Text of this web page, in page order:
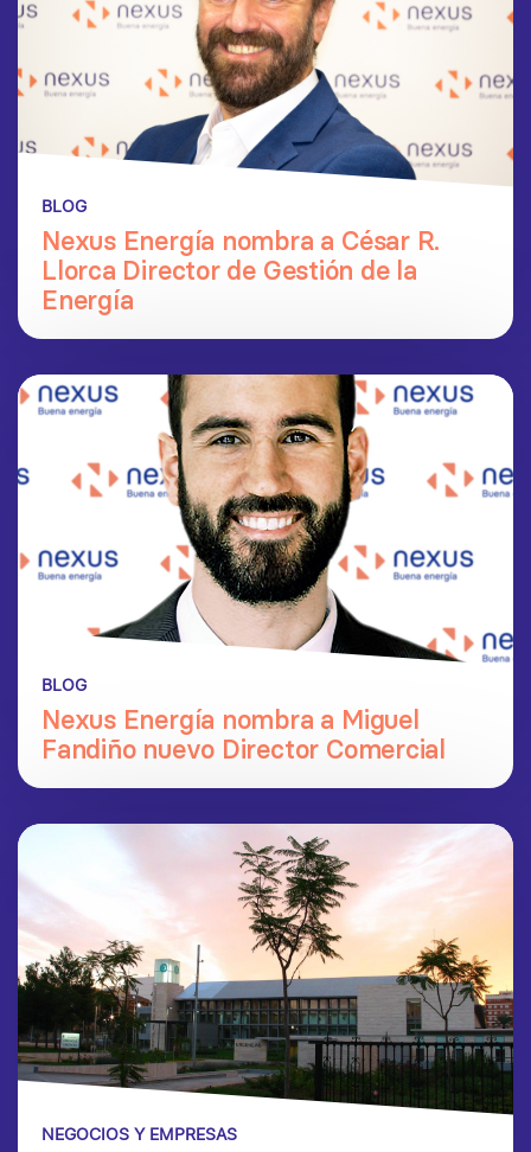
BLOG
Nexus Energía nombra a César R.
Llorca Director de Gestión de la
Energía
BLOG
Nexus Energía nombra a Miguel
Fandiño nuevo Director Comercial
NEGOCIOS Y EMPRESAS